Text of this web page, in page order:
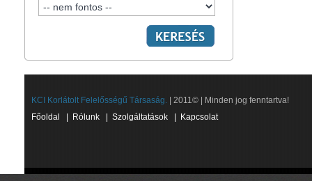
KCI Korlátolt Felelősségű Társaság. | 2011© | Minden jog fenntartva!
Főoldal
Rólunk Szolgáltatások Kapcsolat